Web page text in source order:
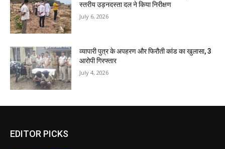
स्तरीय उड़नदस्ता दल ने किया निरीक्षण
July 6, 2026
व्यापारी पुत्र के अपहरण और फिरौती कांड का खुलासा, 3
आरोपी गिरफ्तार
July 4, 2026
EDITOR PICKS